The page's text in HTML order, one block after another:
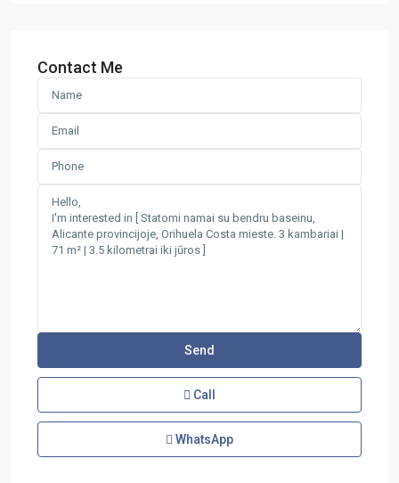
Contact Me
Call
WhatsApp